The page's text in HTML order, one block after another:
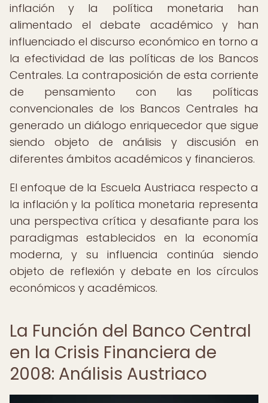
inflación y la política monetaria han
alimentado el debate académico y han
influenciado el discurso económico en torno a
la efectividad de las políticas de los Bancos
Centrales. La contraposición de esta corriente
de pensamiento con las políticas
convencionales de los Bancos Centrales ha
generado un diálogo enriquecedor que sigue
siendo objeto de análisis y discusión en
diferentes ámbitos académicos y financieros.
El enfoque de la Escuela Austriaca respecto a
la inflación y la política monetaria representa
una perspectiva crítica y desafiante para los
paradigmas establecidos en la economía
moderna, y su influencia continúa siendo
objeto de reflexión y debate en los círculos
económicos y académicos.
La Función del Banco Central
en la Crisis Financiera de
2008: Análisis Austriaco